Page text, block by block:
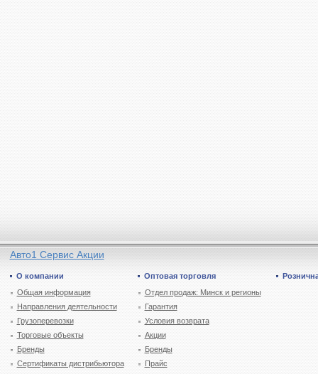
Авто1 Сервис Акции
О компании
Общая информация
Направления деятельности
Грузоперевозки
Торговые объекты
Бренды
Сертификаты дистрибьютора
Оптовая торговля
Отдел продаж: Минск и регионы
Гарантия
Условия возврата
Акции
Бренды
Прайс